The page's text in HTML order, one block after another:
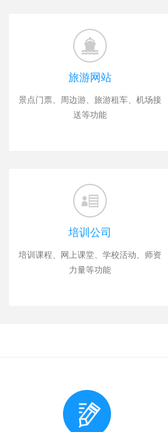
旅游网站
景点门票、周边游、旅游租车、机场接
送等功能
培训公司
培训课程、网上课堂、学校活动、师资
力量等功能